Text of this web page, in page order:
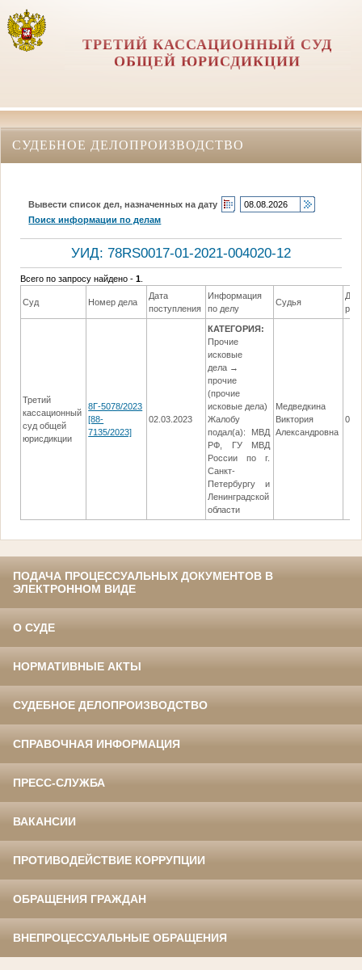
ТРЕТИЙ КАССАЦИОННЫЙ СУД
ОБЩЕЙ ЮРИСДИКЦИИ
СУДЕБНОЕ ДЕЛОПРОИЗВОДСТВО
Вывести список дел, назначенных на дату
Поиск информации по делам
УИД: 78RS0017-01-2021-004020-12
Всего по запросу найдено -1
Суд Номер дела
Дата
поступления
Информация
по делу
Судья
Третий
кассационный
суд общей
юрисдикции
8Г-5078/2023
[88-
7135/2023]
02.03.2023
КАТЕГОРИЯ:
Прочие
исковые
дела →
прочие
(прочие
исковые дела)
Жалобу
подал(а): МВД
РФ, ГУ МВД
России по г.
Санкт-
Петербургу и
Ленинградской
области
Медведкина
Виктория
Александровна
ПОДАЧА ПРОЦЕССУАЛЬНЫХ ДОКУМЕНТОВ В
ЭЛЕКТРОННОМ ВИДЕ
О СУДЕ
НОРМАТИВНЫЕ АКТЫ
СУДЕБНОЕ ДЕЛОПРОИЗВОДСТВО
СПРАВОЧНАЯ ИНФОРМАЦИЯ
ПРЕСС-СЛУЖБА
ВАКАНСИИ
ПРОТИВОДЕЙСТВИЕ КОРРУПЦИИ
ОБРАЩЕНИЯ ГРАЖДАН
ВНЕПРОЦЕССУАЛЬНЫЕ ОБРАЩЕНИЯ